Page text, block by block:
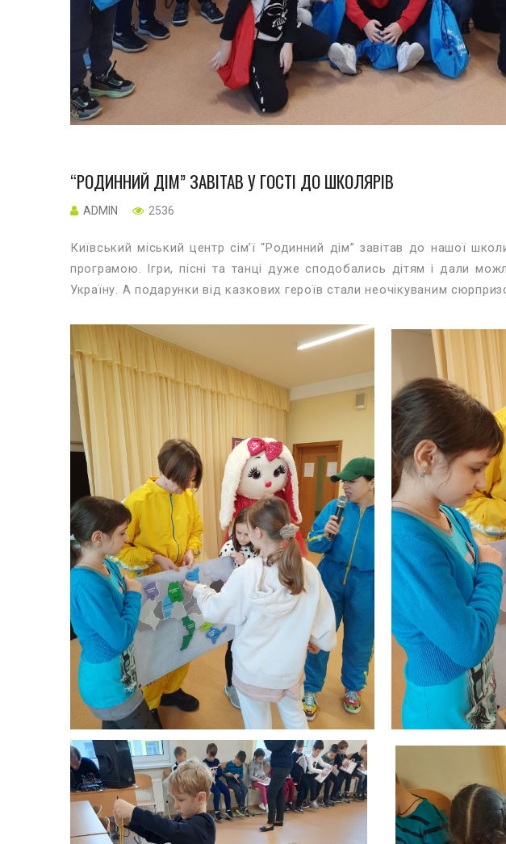
“РОДИННИЙ ДІМ” ЗАВІТАВ У ГОСТІ ДО ШКОЛЯРІВ
ADMIN 2536
Київський міський центр сім’ї “Родинний дім” завітав до нашої
програмою. Ігри, пісні та танці дуже сподобались дітям і дали
Україну. А подарунки від казкових героїв стали неочікуваним